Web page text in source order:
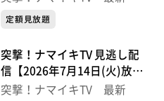
定額見放題
突撃！ナマイキTV 見逃し配
信【2026年7月14日(火)放送
分】
突撃！ナマイキTV 最新